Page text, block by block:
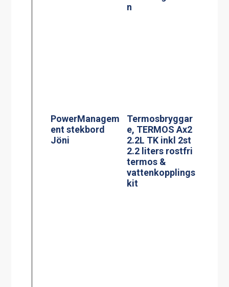
Termosbryggar
e, TERMOS Ax2
2.2L TK inkl 2st
2.2 liters rostfri
termos &
vattenkopplings